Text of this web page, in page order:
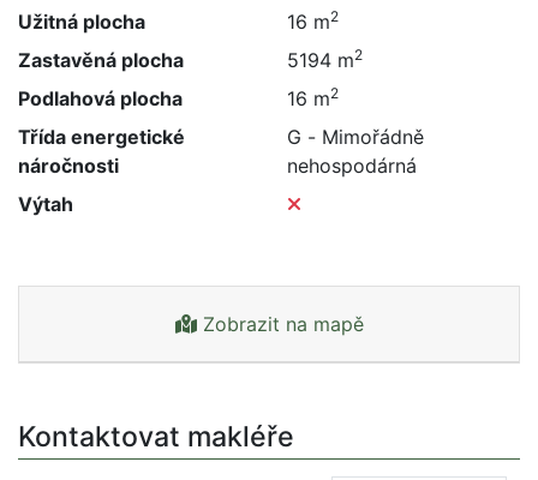
Užitná plocha
16 m2
Zastavěná plocha 5194 m2
Podlahová plocha 16 m2
Třída energetické
náročnosti
G - Mimořádně
nehospodárná
Výtah
Zobrazit na mapě
Kontaktovat makléře